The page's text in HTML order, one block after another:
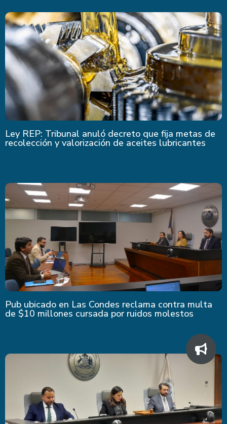
Ley REP: Tribunal anuló decreto que fija metas de
recolección y valorización de aceites lubricantes
Pub ubicado en Las Condes reclama contra multa
de $10 millones cursada por ruidos molestos